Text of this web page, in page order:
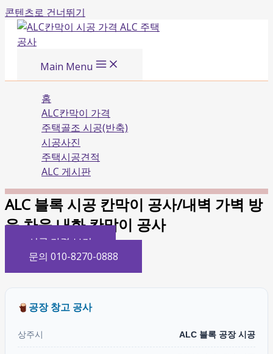
콘텐츠로 건너뛰기
Main Menu
홈
ALC칸막이 가격
주택골조 시공(반축)
시공사진
주택시공견적
ALC 게시판
ALC 블록 시공 칸막이 공사/내벽 가벽 방
음 차음 내화 칸막이 공사
시공 가격 보기
문의 010-8270-0888
공장 창고 공사
상주시 ALC 블록 공장 시공